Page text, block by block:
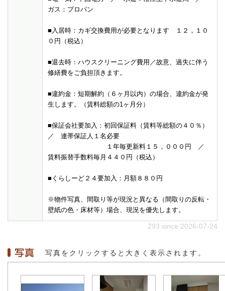
ガス：プロパン
■入居時：カギ交換費用が必要となります １２，１０
０円（税込）
■退去時：ハウスクリーニング費用／故意、過失に伴う
修繕費をご負担頂きます。
■違約金：短期解約（６ヶ月以内）の場合、違約金が発
生します。（賃料総額の1ヶ月分）
■保証会社要加入：初回保証料（賃料等総額の４０％）
／ 連帯保証人１名必要
１年毎更新料１５，０００円 ／
賃料振替手数料毎月４４０円（税込）
■くらしーど２４要加入：月額８８０円
※物件写真、間取り等が現況と異なる（間取りの反転・
壁紙の色・床材等）場合、現況を優先します。
293 since 2026-07-24
写真をクリックすると大きく表示されます。